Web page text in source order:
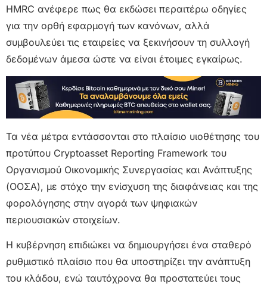
HMRC ανέφερε πως θα εκδώσει περαιτέρω οδηγίες
για την ορθή εφαρμογή των κανόνων, αλλά
συμβουλεύει τις εταιρείες να ξεκινήσουν τη συλλογή
δεδομένων άμεσα ώστε να είναι έτοιμες εγκαίρως.
Τα νέα μέτρα εντάσσονται στο πλαίσιο υιοθέτησης του
προτύπου Cryptoasset Reporting Framework του
Οργανισμού Οικονομικής Συνεργασίας και Ανάπτυξης
(ΟΟΣΑ), με στόχο την ενίσχυση της διαφάνειας και της
φορολόγησης στην αγορά των ψηφιακών
περιουσιακών στοιχείων.
Η κυβέρνηση επιδιώκει να δημιουργήσει ένα σταθερό
ρυθμιστικό πλαίσιο που θα υποστηρίζει την ανάπτυξη
του κλάδου, ενώ ταυτόχρονα θα προστατεύει τους